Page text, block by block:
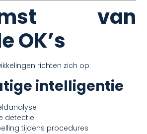
van
OK’s
richten zich op:
intelligentie
detectie
tijdens procedures